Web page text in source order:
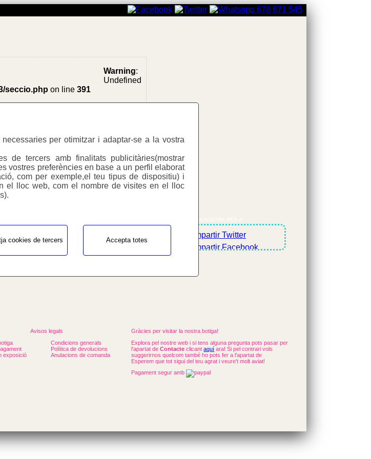
per otimitzar i adaptar-se a la vostra
de tercers amb finalitats publicitàries(mostrar
vostres preferències en base a un perfil elaborat
com per exemple,el teu tipus de dispositiu) i
el lloc web, com el nombre de visites en el lloc
cookies de tercers Accepta totes
Warning:
Undefined
seccio.php on line391
Warning:
seccio.phpon line391
exposició
Avisos legals
Condicions generals
Política de devolucions
Anulacions de comanda
Gràcies per visitar la nostra botiga!
Explora pel nostre web i si tens alguna pregunta pots pasar per
l'apartat deContacte clicantaquí ara! Si pel contrari vols
suggerirnos quelcom també ho pots fer a l'apartat de
Esperem que tot sigui del teu agrat i veure't molt aviat!
Pagament segur amb